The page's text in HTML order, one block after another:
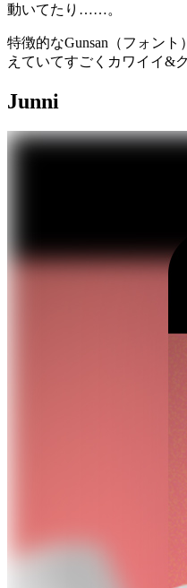
動いてたり……。
特徴的なGunsan（フォン
えていてすごくカワイイ&
Junni